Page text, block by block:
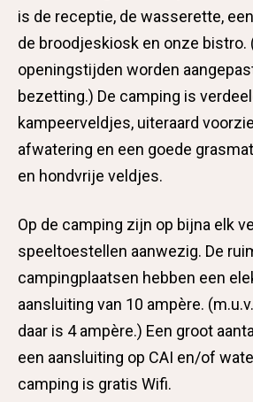
is de receptie, de wasserette,
de broodjeskiosk en onze bistro.
openingstijden worden
bezetting.) De camping is
kampeerveldjes, uiteraard
afwatering en een goede
en hondvrije veldjes.
Op de camping zijn op bijna elk
speeltoestellen aanwezig. De
campingplaatsen hebben een
aansluiting van 10 ampère.
daar is 4 ampère.) Een groot
een aansluiting op CAI en/of
camping is gratis Wifi.